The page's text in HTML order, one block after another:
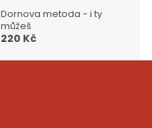
Dornova metoda - i ty
můžeš
220 Kč